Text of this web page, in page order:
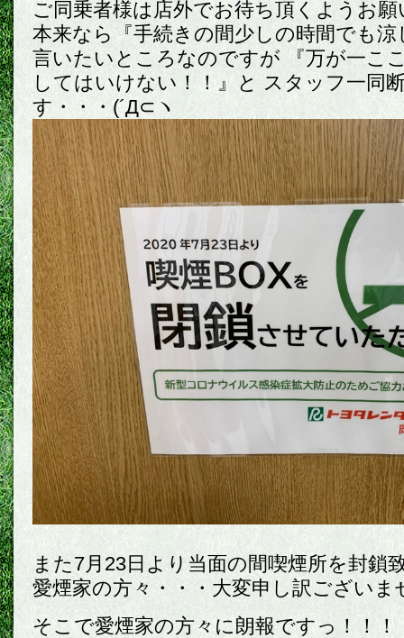
ご同乗者様は店外でお待ち頂くようお
本来なら『手続きの間少しの時間でも
言いたいところなのですが 『万が一こ
してはいけない！！』と スタッフ一同
す・・・(´Д⊂ヽ
また7月23日より当面の間喫煙所を封鎖
愛煙家の方々・・・大変申し訳ございま
そこで愛煙家の方々に朗報ですっ！！！